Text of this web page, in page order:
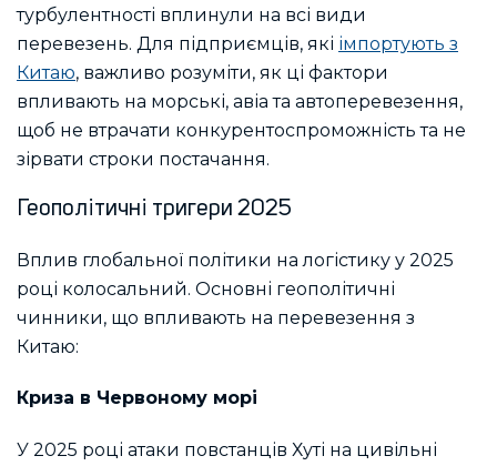
турбулентності вплинули на всі види
перевезень. Для підприємців, які імпортують з
Китаю, важливо розуміти, як ці фактори
впливають на морські, авіа та автоперевезення,
щоб не втрачати конкурентоспроможність та не
зірвати строки постачання.
Геополітичні тригери 2025
Вплив глобальної політики на логістику у 2025
році колосальний. Основні геополітичні
чинники, що впливають на перевезення з
Китаю:
Криза в Червоному морі
У 2025 році атаки повстанців Хуті на цивільні